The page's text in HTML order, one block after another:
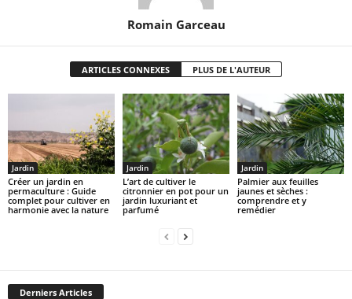
Romain Garceau
ARTICLES CONNEXES PLUS DE L'AUTEUR
Jardin
Créer un jardin en
permaculture : Guide
complet pour cultiver en
harmonie avec la nature
Jardin
L’art de cultiver le
citronnier en pot pour un
jardin luxuriant et
parfumé
Jardin
Palmier aux feuilles
jaunes et sèches :
comprendre et y
remédier
Derniers Articles